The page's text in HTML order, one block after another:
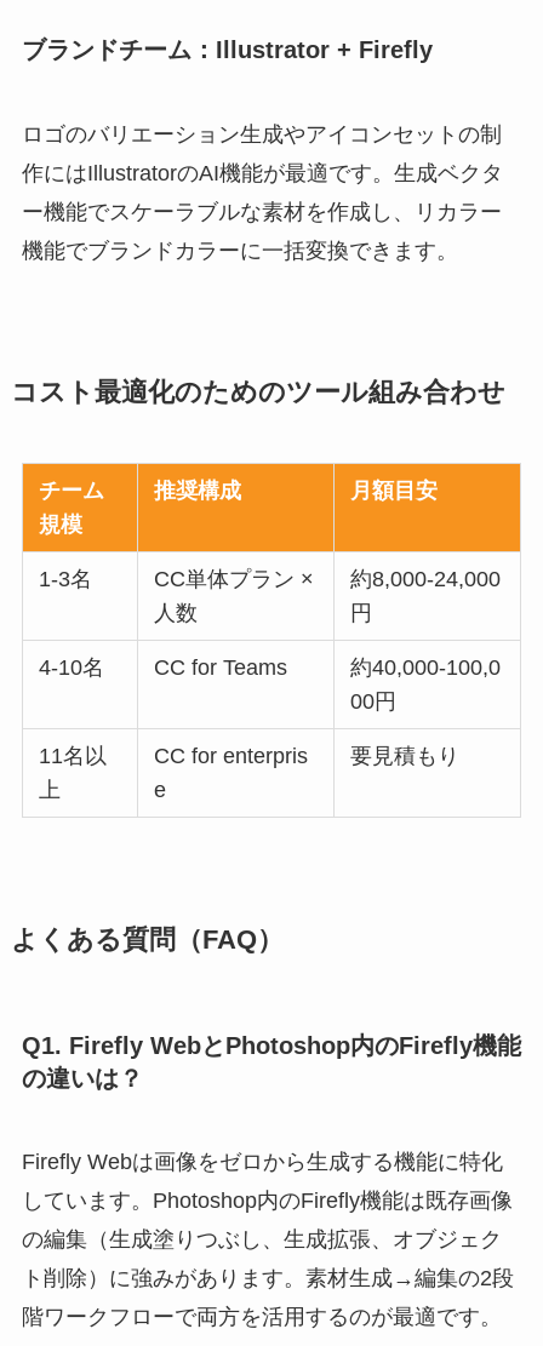
ブランドチーム：Illustrator + Firefly
ロゴのバリエーション生成やアイコンセットの制
作にはIllustratorのAI機能が最適です。生成ベクタ
ー機能でスケーラブルな素材を作成し、リカラー
機能でブランドカラーに一括変換できます。
コスト最適化のためのツール組み合わせ
チーム
規模
推奨構成 月額目安
1-3名
CC単体プラン ×
人数
約8,000-24,000
円
4-10名 CC for Teams
約40,000-100,0
00円
11名以
上
CC for enterpris
e
要見積もり
よくある質問（FAQ）
Q1. Firefly WebとPhotoshop内のFirefly機能
の違いは？
Firefly Webは画像をゼロから生成する機能に特化
しています。Photoshop内のFirefly機能は既存画像
の編集（生成塗りつぶし、生成拡張、オブジェク
ト削除）に強みがあります。素材生成→編集の2段
階ワークフローで両方を活用するのが最適です。